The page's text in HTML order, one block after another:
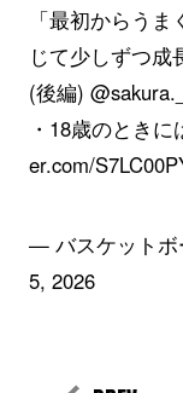
「最初からう
じて少しずつ成
(後編) @sakura
・18歳のとき
er.com/
— バスケットボ
5, 2026